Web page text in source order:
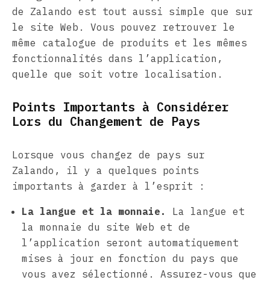
de Zalando est tout aussi simple que sur
le site Web. Vous pouvez retrouver le
même catalogue de produits et les mêmes
fonctionnalités dans l’application,
quelle que soit votre localisation.
Points Importants à Considérer
Lors du Changement de Pays
Lorsque vous changez de pays sur
Zalando, il y a quelques points
importants à garder à l’esprit :
La langue et la monnaie.
La langue et
la monnaie du site Web et de
l’application seront automatiquement
mises à jour en fonction du pays que
vous avez sélectionné. Assurez-vous que